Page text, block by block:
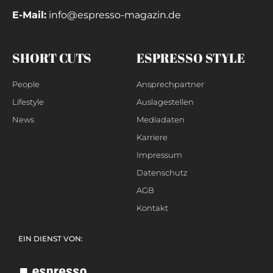
E-Mail: info@espresso-magazin.de
SHORT CUTS
People
Lifestyle
News
ESPRESSO STYLE
Ansprechpartner
Auslagestellen
Mediadaten
Karriere
Impressum
Datenschutz
AGB
Kontakt
EIN DIENST VON: